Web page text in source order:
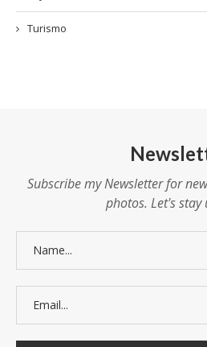
Turismo
Subscribe my Newsletter for
photos. Let's stay